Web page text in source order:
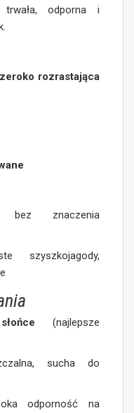
trwała, odporna i
rozrastająca
znaczenia
szyszkojagody,
(najlepsze
sucha do
odporność na